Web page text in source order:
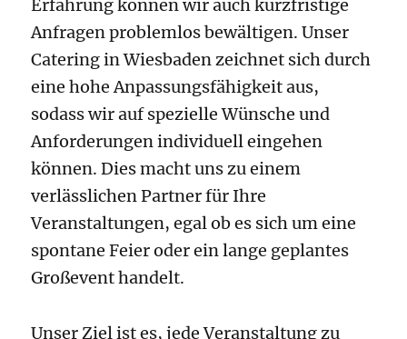
Erfahrung können wir auch kurzfristige
Anfragen problemlos bewältigen. Unser
Catering in Wiesbaden zeichnet sich durch
eine hohe Anpassungsfähigkeit aus,
sodass wir auf spezielle Wünsche und
Anforderungen individuell eingehen
können. Dies macht uns zu einem
verlässlichen Partner für Ihre
Veranstaltungen, egal ob es sich um eine
spontane Feier oder ein lange geplantes
Großevent handelt.
Unser Ziel ist es, jede Veranstaltung zu